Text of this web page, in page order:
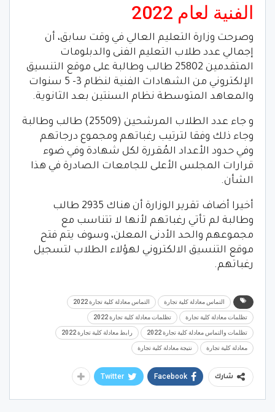
الفنية لعام 2022
وصرحت وزارة التعليم العالي في وقت سابق، أن
إجمالي عدد طلاب التعليم الفنى والدبلومات
المتقدمين 25802 طالب وطالبة على موقع التنسيق
الإلكتروني من الشهادات الفنية لنظام 3- 5 سنوات
والمعاهد المتوسطة نظام السنتين بعد الثانوية.
و جاء عدد الطلاب المرشحين (25509) طالب وطالبة
وجاء ذلك وفقا لترتيب رغباتهم ومجموع درجاتهم
وفي حدود الأعداد المُقررة لكل شهادة وفي ضوء
قرارات المجلس الأعلى للجامعات الصادرة في هذا
الشأن.
أخيرا أضاف تقرير الوزارة أن هناك 2935 طالب
وطالبة لم تأتي رغباتهم لأنها لا تتناسب مع
مجموعهم والحد الأدنى المعلن، وسوف يتم فتح
موقع التنسيق الالكتروني لهؤلاء الطلاب لتسجيل
رغباتهم.
التماس معادلة كلية تجارة التماس معادلة كلية تجارة 2022
تظلمات معادلة كلية تجارة تظلمات معادلة كلية تجارة 2022
تظلمات والتماس معادلة كلية تجارة 2022 رابط معادلة كلية تجارة 2022
معادلة كلية تجارة نتيجة معادلة كلية تجارة
شارك Facebook
Twitter